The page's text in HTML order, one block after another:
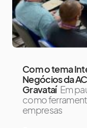
Com o tema
Negócios da
Gravataí Em
como
empresas